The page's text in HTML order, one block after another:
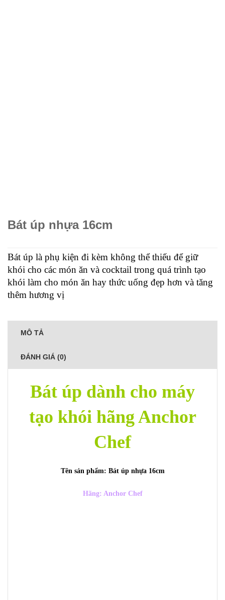
Bát úp nhựa 16cm
Bát úp là phụ kiện đi kèm không thể thiếu để giữ
khói cho các món ăn và cocktail trong quá trình tạo
khói làm cho món ăn hay thức uống đẹp hơn và tăng
thêm hương vị
MÔ TẢ
ĐÁNH GIÁ (0)
Bát úp dành cho máy
tạo khói hãng Anchor
Chef
Tên sản phẩm: Bát úp nhựa 16cm
Hãng: Anchor Chef